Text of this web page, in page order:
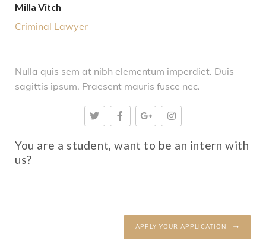
Milla Vitch
Criminal Lawyer
Nulla quis sem at nibh elementum imperdiet. Duis
sagittis ipsum. Praesent mauris fusce nec.
You are a student, want to be an intern with
us?
APPLY YOUR APPLICATION